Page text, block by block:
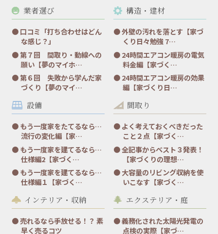
業者選び
口コミ「打ち合わせはどん
な感じ？」
第７回 間取り・動線への
願い【夢のマイホ…
第６回 失敗から学んだ家
づくり【夢のマイ…
構造・建材
外壁の汚れを落とす【家づ
くり日々勉強 7…
24時間エアコン暖房の電気
料金編【家づく…
24時間エアコン暖房の効果
編【家づくり日…
設備
もう一度家をたてるなら…
流行の変化編【家…
もう一度家を建てるなら…
仕様編2【家づく…
もう一度家を建てるなら…
仕様編１【家づく…
間取り
よく考えておくべきだった
こと２点【家づく…
全記事からベスト３発表！
【家づくりの理想…
大容量のリビング収納を使
いこなす【家づく…
インテリア・収納
売れるなら手放せる！？ 素
早く売るコツ
エクステリア・庭
義務化された太陽光発電の
点検の実際【家づ…